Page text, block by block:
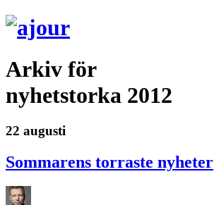
Arkiv för
nyhetstorka 2012
22 augusti
Sommarens torraste nyheter